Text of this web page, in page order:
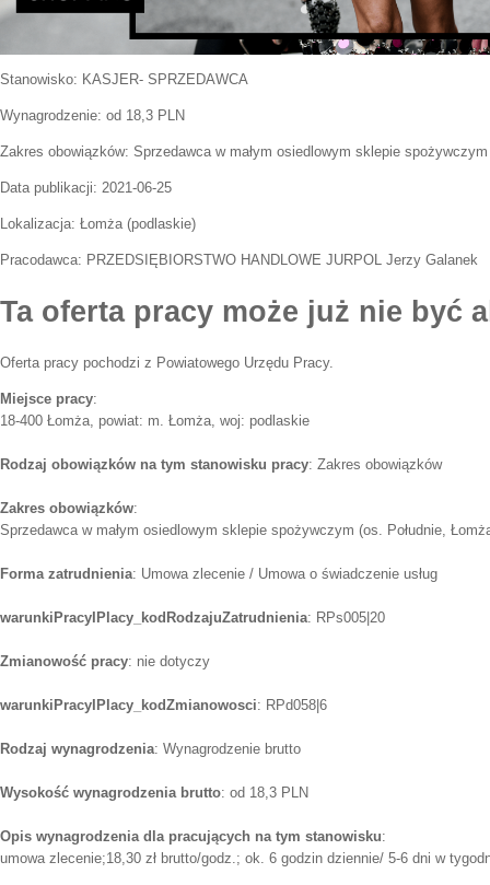
Stanowisko: KASJER- SPRZEDAWCA
Wynagrodzenie: od 18,3 PLN
Zakres obowiązków: Sprzedawca w małym osiedlowym sklepie
Data publikacji: 2021-06-25
Lokalizacja: Łomża(podlaskie)
Pracodawca: PRZEDSIĘBIORSTWO HANDLOWE JURPOL Jerzy Galanek
Ta oferta pracy może już nie być
Oferta pracy pochodzi z Powiatowego Urzędu Pracy.
Miejsce pracy:
18-400 Łomża, powiat: m. Łomża, woj: podlaskie
Rodzaj obowiązków na tym stanowisku pracy: Zakres obowiązków
Zakres obowiązków:
Sprzedawca w małym osiedlowym sklepie spożywczym (os. Południe,
Forma zatrudnienia: Umowa zlecenie / Umowa o świadczenie usług
warunkiPracyIPlacy_kodRodzajuZatrudnienia: RPs005|20
Zmianowość pracy: nie dotyczy
warunkiPracyIPlacy_kodZmianowosci: RPd058|6
Rodzaj wynagrodzenia: Wynagrodzenie brutto
Wysokość wynagrodzenia brutto: od 18,3 PLN
Opis wynagrodzenia dla pracujących na tym stanowisku:
umowa zlecenie;18,30 zł brutto/godz.; ok. 6 godzin dziennie/ 5-6 dni w